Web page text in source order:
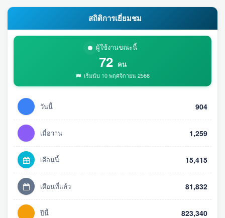
สถิติการเยี่ยมชม
ผู้ใช้งานขณะนี้
72 คน
เริ่มนับ 10 พฤศจิกายน 2566
วันนี้ 904
เมื่อวาน 1,259
เดือนนี้ 15,415
เดือนที่แล้ว 81,832
ปีนี้ 823,340